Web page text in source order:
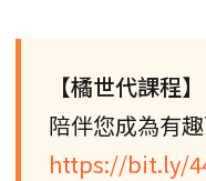
【橘世代課程】
陪伴您成為有
https://bit.ly/